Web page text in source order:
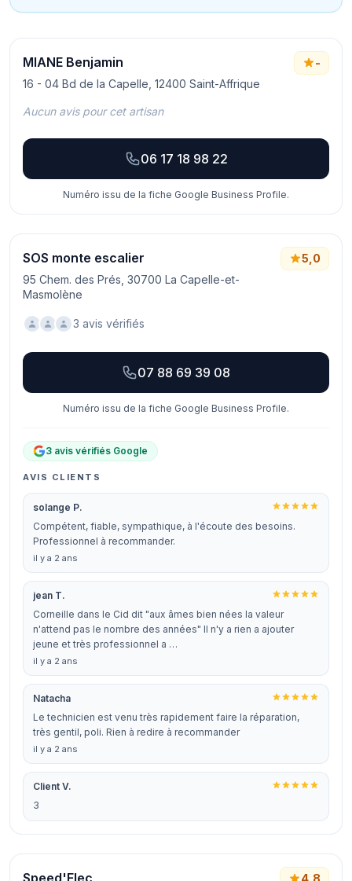
MIANE Benjamin
16 - 04 Bd de la Capelle, 12400 Saint-Affrique
-
Aucun avis pour cet artisan
06 17 18 98 22
Numéro issu de la fiche Google Business Profile.
SOS monte escalier
95 Chem. des Prés, 30700 La Capelle-et-
Masmolène
5,0
3 avis vérifiés
07 88 69 39 08
Numéro issu de la fiche Google Business Profile.
3 avis vérifiés Google
AVIS CLIENTS
solange P.
Compétent, fiable, sympathique, à l'écoute des besoins.
Professionnel à recommander.
il y a 2 ans
jean T.
Corneille dans le Cid dit "aux âmes bien nées la valeur
n'attend pas le nombre des années" Il n'y a rien a ajouter
jeune et très professionnel a …
il y a 2 ans
Natacha
Le technicien est venu très rapidement faire la réparation,
très gentil, poli. Rien à redire à recommander
il y a 2 ans
Client V.
3
Speed'Elec 4,8